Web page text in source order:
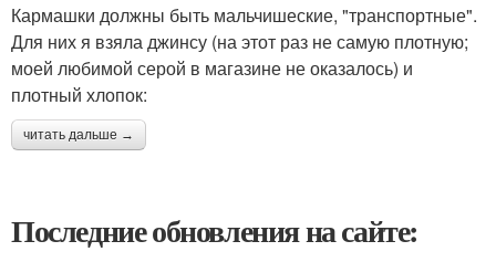
Кармашки должны быть мальчишеские, "транспортные".
Для них я взяла джинсу (на этот раз не самую плотную;
моей любимой серой в магазине не оказалось) и
плотный хлопок:
читать дальше →
Последние обновления на сайте: